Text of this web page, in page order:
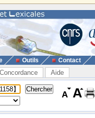
Outils Contact
Concordance Aide